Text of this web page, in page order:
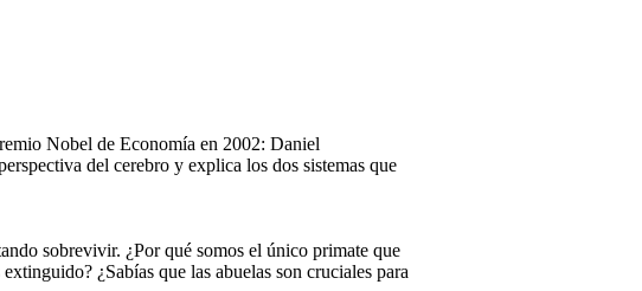
Nobel de Economía en 2002: Daniel
del cerebro y explica los dos sistemas que
sobrevivir. ¿Por qué somos el único primate que
¿Sabías que las abuelas son cruciales para